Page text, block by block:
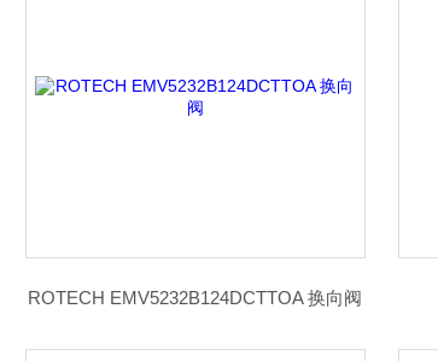
ROTECH EMV5232B124DCTTOA 换向阀